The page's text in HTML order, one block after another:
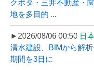
クボタ・三井不動産・
地を多目的 ...
►2026/08/06 00:50 日
清水建設、BIMから解
期間を3日に